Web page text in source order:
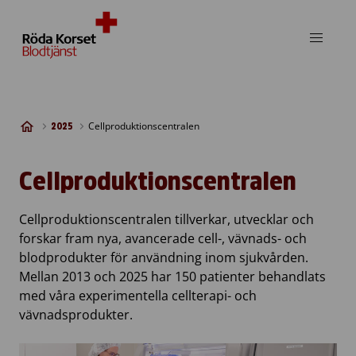
2025 Cellproduktionscentralen
Cellproduktionscentralen
Cellproduktionscentralen tillverkar, utvecklar och
forskar fram nya, avancerade cell-, vävnads- och
blodprodukter för användning inom sjukvården.
Mellan 2013 och 2025 har 150 patienter behandlats
med våra experimentella cellterapi- och
vävnadsprodukter.